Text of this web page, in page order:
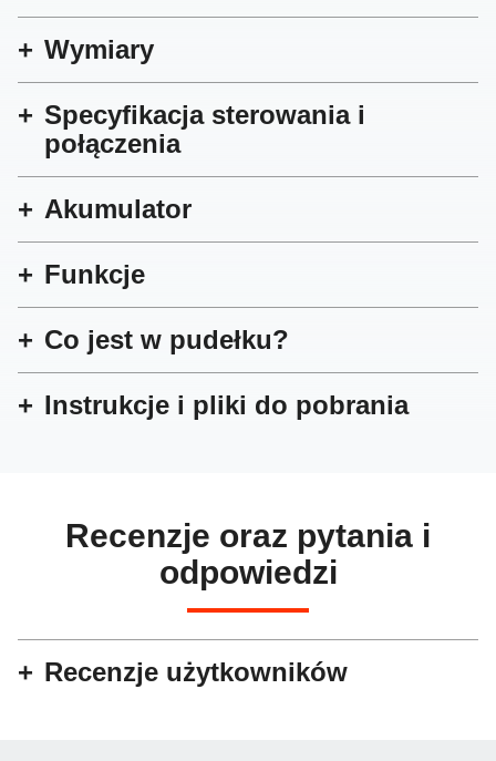
Wymiary
Specyfikacja sterowania i
połączenia
Akumulator
Funkcje
Co jest w pudełku?
Instrukcje i pliki do pobrania
Recenzje oraz pytania i
odpowiedzi
Recenzje użytkowników